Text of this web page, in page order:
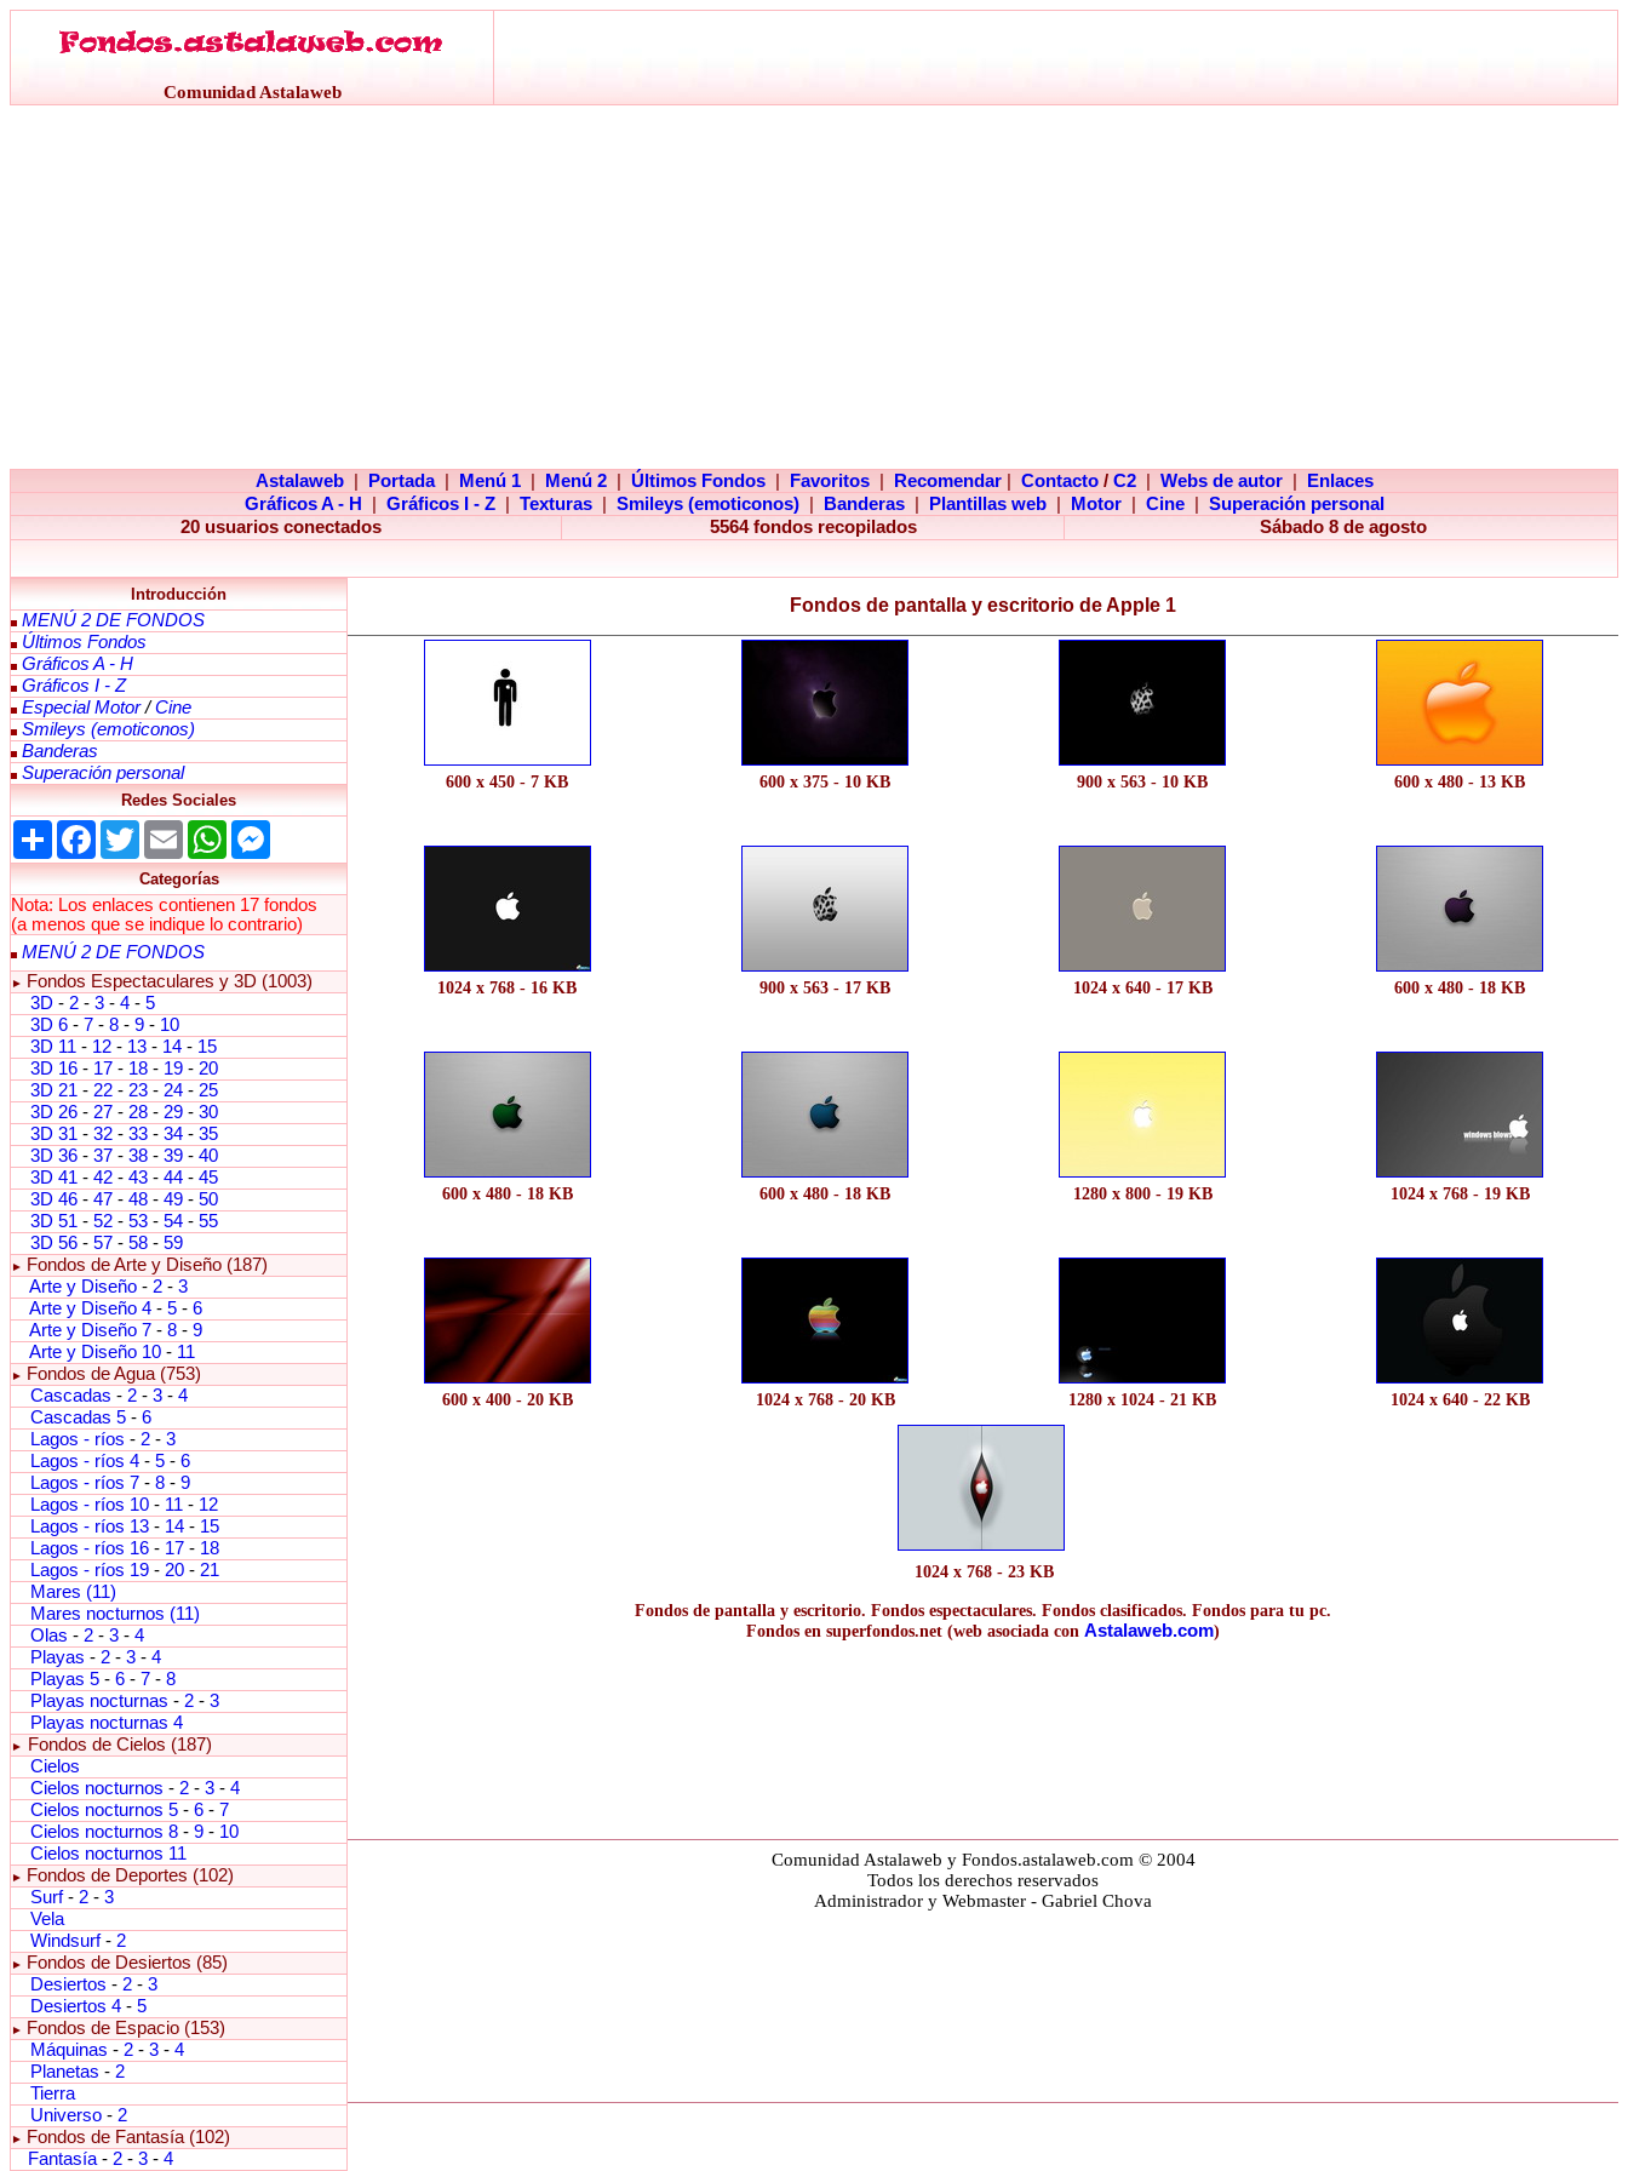
Comunidad Astalaweb
Astalaweb Portada Menú 1 Menú 2 Últimos Fondos Favoritos Recomendar Contacto/ C2 Webs de autor
Enlaces
Gráficos A - H
Gráficos I - Z Texturas Smileys (emoticonos) Banderas Plantillas web Motor| Cine
Superación personal
20 usuarios conectados
5564 fondos recopilados Sábado 8 de agosto
Introducción
MENÚ 2 DE FONDOS
Últimos Fondos
Gráficos A - H
Gráficos I - Z
Especial Motor/Cine
Smileys (emoticonos)
Banderas
Superación personal
Redes Sociales
Share Facebook
TwitterEmail WhatsApp
Categorías
Nota: Los enlaces contienen 17 fondos
(a menos que se indique lo contrario)
MENÚ 2 DE FONDOS
►
Fondos Espectaculares y 3D (1003)
3D - 2 - 3 - 4 - 5
3D 6 - 7 - 8 - 9 - 10
3D 11 - 12 - 13 - 14 - 15
3D 16 - 17 - 18 - 19 - 20
3D 21 - 22 - 23 - 24 - 25
3D 26 - 27 - 28 - 29 - 30
3D 31 - 32 - 33 - 34 - 35
3D 36 - 37 - 38 - 39 - 40
3D 41 - 42 - 43 - 44 - 45
3D 46 - 47 - 48 - 49 - 50
3D 51 - 52 - 53 - 54 - 55
3D 56 - 57 - 58 - 59
►
Fondos de Arte y Diseño (187)
Arte y Diseño - 2 - 3
Arte y Diseño 4 - 5 - 6
Arte y Diseño 7 - 8 - 9
Arte y Diseño 10 - 11
►
Fondos de Agua (753)
Cascadas - 2 - 3 - 4
Cascadas 5 - 6
Lagos - ríos - 2 - 3
Lagos - ríos 4 - 5 - 6
Lagos - ríos 7 - 8 - 9
Lagos - ríos 10 - 11 - 12
Lagos - ríos 13 - 14 - 15
Lagos - ríos 16 - 17 - 18
Lagos - ríos 19 - 20 - 21
Mares (11)
Mares nocturnos (11)
Olas - 2 - 3 - 4
Playas - 2 - 3 - 4
Playas 5 - 6 - 7 - 8
Playas nocturnas - 2 - 3
Playas nocturnas 4
►
Fondos de Cielos (187)
Cielos
Cielos nocturnos - 2 - 3 - 4
Cielos nocturnos 5 - 6 - 7
Cielos nocturnos 8 - 9 - 10
Cielos nocturnos 11
►
Fondos de Deportes (102)
Surf- 2 - 3
Vela
Windsurf- 2
►
Fondos de Desiertos (85)
Desiertos - 2 - 3
Desiertos 4 - 5
►
Fondos de Espacio (153)
Máquinas - 2 - 3 - 4
Planetas - 2
Tierra
Universo - 2
►
Fondos de Fantasía (102)
Fantasía - 2 - 3 - 4
Fondos de pantalla y escritorio de Apple 1
600 x 450 - 7 KB 600 x 375 - 10 KB 900 x 563 - 10 KB 600 x 480 - 13 KB
1024 x 768 - 16 KB 900 x 563 - 17 KB 1024 x 640 - 17 KB 600 x 480 - 18 KB
600 x 480 - 18 KB 600 x 480 - 18 KB 1280 x 800 - 19 KB 1024 x 768 - 19 KB
600 x 400 - 20 KB 1024 x 768 - 20 KB 1280 x 1024 - 21 KB 1024 x 640 - 22 KB
1024 x 768 - 23 KB
Fondos de pantalla y escritorio. Fondos espectaculares. Fondos clasificados. Fondos para tu pc.
Fondos en superfondos.net (web asociada con Astalaweb.com)
Comunidad Astalaweb y Fondos.astalaweb.com © 2004
Todos los derechos reservados
Administrador y Webmaster - Gabriel Chova